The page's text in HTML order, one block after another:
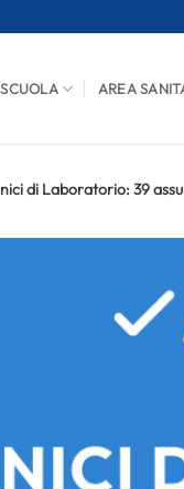
SCUOLA AREA
di Laboratorio: 39